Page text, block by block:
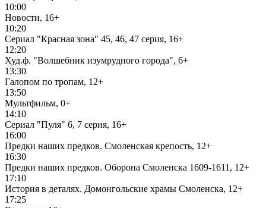
10:00
Новости, 16+
10:20
Сериал "Красная зона" 45, 46, 47 серия, 16+
12:20
Худ.ф. "Волшебник изумрудного города", 6+
13:30
Галопом по тропам, 12+
13:50
Мультфильм, 0+
14:10
Сериал "Пуля" 6, 7 серия, 16+
16:00
Предки наших предков. Смоленская крепость, 12+
16:30
Предки наших предков. Оборона Смоленска 1609-1611, 12+
17:10
История в деталях. Домонгольские храмы Смоленска, 12+
17:25